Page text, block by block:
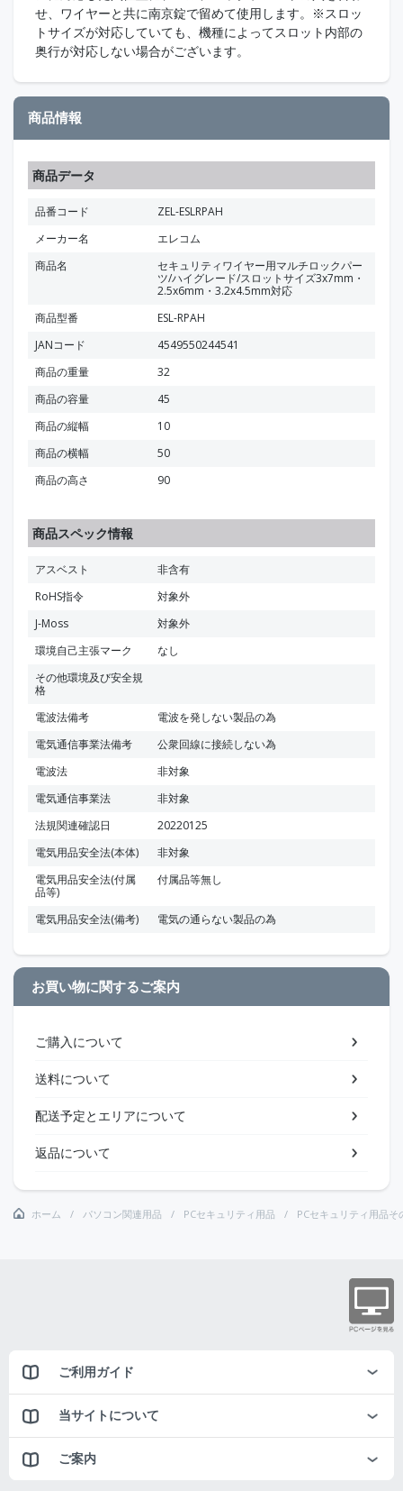
せ、ワイヤーと共に南京錠で留めて使用します。※スロッ
トサイズが対応していても、機種によってスロット内部の
奥行が対応しない場合がございます。
商品情報
商品データ
品番コード
ZEL-ESLRPAH
メーカー名
エレコム
商品名
セキュリティワイヤー用マルチロックパー
ツ/ハイグレード/スロットサイズ3x7mm・
2.5x6mm・3.2x4.5mm対応
商品型番
ESL-RPAH
JANコード
4549550244541
商品の重量
32
商品の容量
45
商品の縦幅
10
商品の横幅
50
商品の高さ
90
商品スペック情報
アスベスト
非含有
RoHS指令
対象外
J-Moss
対象外
環境自己主張マーク
なし
その他環境及び安全規
格
電波法備考
電波を発しない製品の為
電気通信事業法備考
公衆回線に接続しない為
電波法
非対象
電気通信事業法
非対象
法規関連確認日
20220125
電気用品安全法(本体)
非対象
電気用品安全法(付属
品等)
付属品等無し
電気用品安全法(備考) 電気の通らない製品の為
お買い物に関するご案内
ご購入について
送料について
配送予定とエリアについて
返品について
ホーム パソコン関連用品 PCセキュリティ用品 PCセキュリティ用品そ
ご利用ガイド
当サイトについて
ご案内